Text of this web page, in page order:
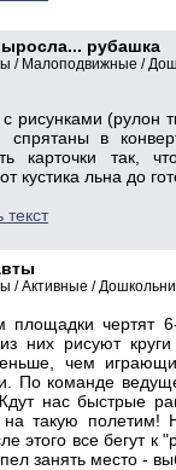
рубашка
/ Малоподвижные /
с рисунками (рулон
спрятаны в
карточки так,
кустика льна до
/ Активные /
площадки чертят
них рисуют
чем
По команде
нас быстрые
на такую полетим!
этого все бегут к
занять место -